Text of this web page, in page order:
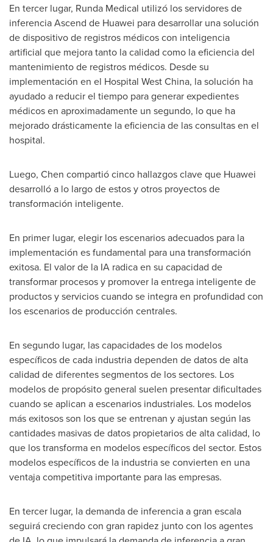
En tercer lugar, Runda Medical utilizó los servidores de
inferencia Ascend de Huawei para desarrollar una solución
de dispositivo de registros médicos con inteligencia
artificial que mejora tanto la calidad como la eficiencia del
mantenimiento de registros médicos. Desde su
implementación en el Hospital West China, la solución ha
ayudado a reducir el tiempo para generar expedientes
médicos en aproximadamente un segundo, lo que ha
mejorado drásticamente la eficiencia de las consultas en el
hospital.
Luego, Chen compartió cinco hallazgos clave que Huawei
desarrolló a lo largo de estos y otros proyectos de
transformación inteligente.
En primer lugar, elegir los escenarios adecuados para la
implementación es fundamental para una transformación
exitosa. El valor de la IA radica en su capacidad de
transformar procesos y promover la entrega inteligente de
productos y servicios cuando se integra en profundidad con
los escenarios de producción centrales.
En segundo lugar, las capacidades de los modelos
específicos de cada industria dependen de datos de alta
calidad de diferentes segmentos de los sectores. Los
modelos de propósito general suelen presentar dificultades
cuando se aplican a escenarios industriales. Los modelos
más exitosos son los que se entrenan y ajustan según las
cantidades masivas de datos propietarios de alta calidad, lo
que los transforma en modelos específicos del sector. Estos
modelos específicos de la industria se convierten en una
ventaja competitiva importante para las empresas.
En tercer lugar, la demanda de inferencia a gran escala
seguirá creciendo con gran rapidez junto con los agentes